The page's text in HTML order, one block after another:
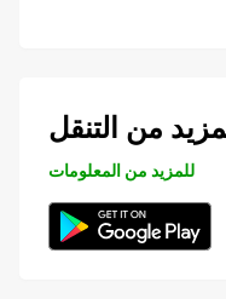
من التنقل
للمزيد من المعلومات